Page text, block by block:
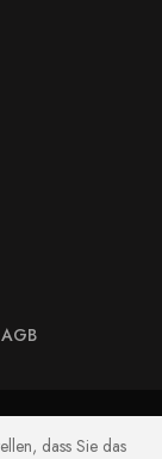
AGB
dass Sie das